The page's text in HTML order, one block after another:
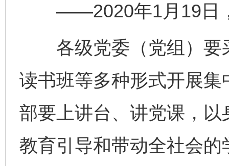
——2020年1月19日，
各级党委（党组）要
读书班等多种形式开展
部要上讲台、讲党课，
教育引导和带动全社会的